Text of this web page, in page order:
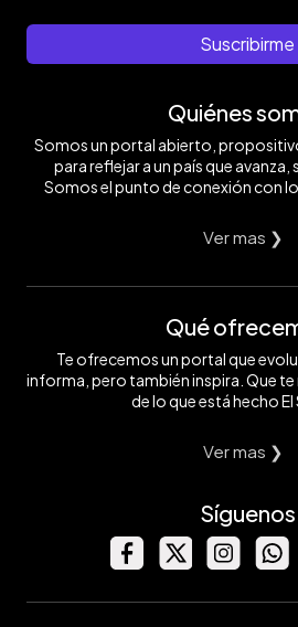
Suscribirme
Quiénes
Somos un portal abierto,
para reflejar a un país que avanza,
Somos el punto de conexión con lo
Ver mas ❯
Qué
Te ofrecemos un portal que
informa, pero también inspira. Que
de lo que está hecho El
Ver mas ❯
Síguenos